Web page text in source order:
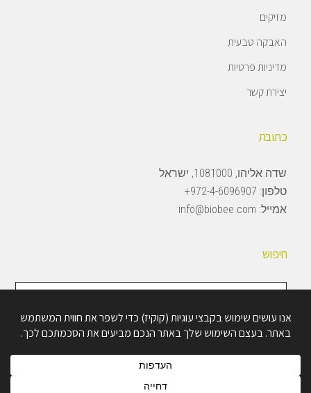
מזיקים
האבקה טבעית
מדיניות פרטיות
יצירת קשר
כתובת
שדה אליהו, 1081000, ישראל
טלפון: 972-4-6096907+
אמייל: info@biobee.com
חיפוש
חיפוש